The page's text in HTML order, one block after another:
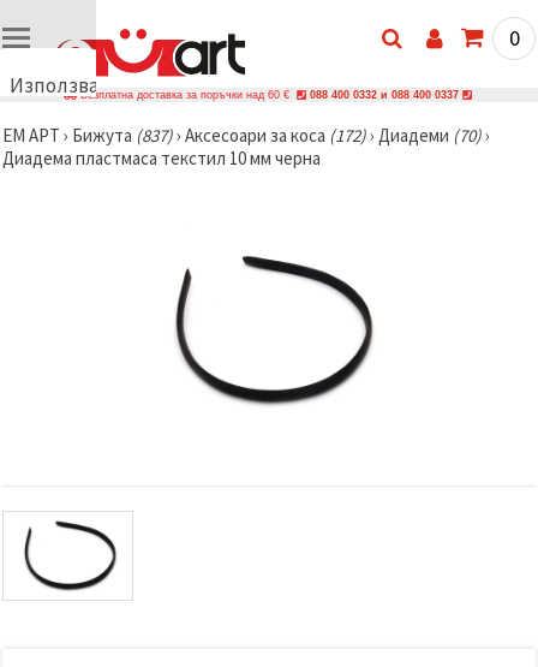
Използваме
🍪
Използваме
да
показваме
по-
релевантно
съдържание
и реклами,
включително
0
Безплатна доставка за поръчки над 60 € 088 400 0332 и 088 400 0337
ЕМ АРТ › Бижутa (837)› Аксесоари за коса (172)› Диадеми (70)›
Диадема пластмаса текстил 10 мм черна